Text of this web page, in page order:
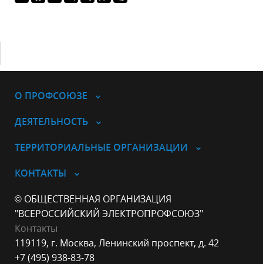
О ПРОФСОЮЗЕ
ДЕЯТЕЛЬНОСТЬ
ТЕРРИТОРИАЛЬНЫЕ ОРГАНИЗАЦИИ
КОНТАКТЫ
© ОБЩЕСТВЕННАЯ ОРГАНИЗАЦИЯ
"ВСЕРОССИЙСКИЙ ЭЛЕКТРОПРОФСОЮЗ"
Контакты
119119, г. Москва, Ленинский проспект, д. 42
+7 (495) 938-83-78